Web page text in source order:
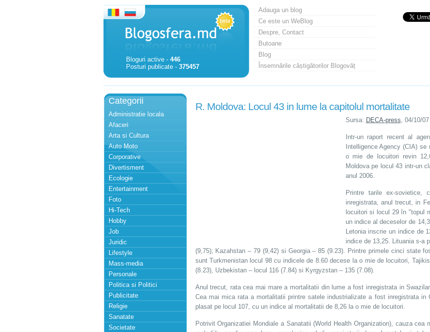
Bloguri active - 446
Posturi publicate - 375457
Adauga un blog
Ce este un WeBlog
Despre, Contact
Butoane
Blog
Însemnările câștigătorilor Blogovăț
Categorii
Administratie locala
Afaceri
Arta si Cultura
Auto Moto
Corporative
Divertisment
Ecologie
Entertainment
Foto
Hi-Tech
Hobby
Job
Juridic
Lifestyle
Mass-media
Personale
Politica si Politici
Publicitate
Religie
Sanatate
Societate
R. Moldova: Locul 43 in lume la capitolul mortalitate
Sursa: DECA-press, 04/10/07
Intr-un raport recent al
Intelligence Agency (CIA)
o mie de locuitori revin
Moldova pe locul 43 intr-un
anul 2006.
Printre tarile ex-
inregistrata, anul trecut, in
locuitori si locul 29 în "topul
un indice al deceselor de
Letonia inscrie un indice de
indice de 13,25. Lituania s-a
(9,75); Kazahstan – 79 (9,42) si Georgia – 85 (9.23). Printre primele cinci state
sunt Turkmenistan locul 98 cu indicele de 8.60 decese la o mie de locuitori,
(8.23), Uzbekistan – locul 116 (7.84) si Kyrgyzstan – 135 (7.08).
Anul trecut, rata cea mai mare a mortalitatii din lume a fost inregistrata in
Cea mai mica rata a mortalitatii printre satele industrializate a fost inregistrata in
plasat pe locul 107, cu un indice al mortalitatii de 8,26 la o mie de locuitori.
Potrivit Organizatiei Mondiale a Sanatatii (World Health Organization), cauza